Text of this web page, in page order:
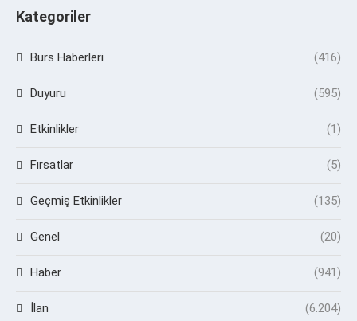
Kategoriler
Burs Haberleri (416)
Duyuru (595)
Etkinlikler (1)
Fırsatlar (5)
Geçmiş Etkinlikler (135)
Genel (20)
Haber (941)
İlan (6.204)